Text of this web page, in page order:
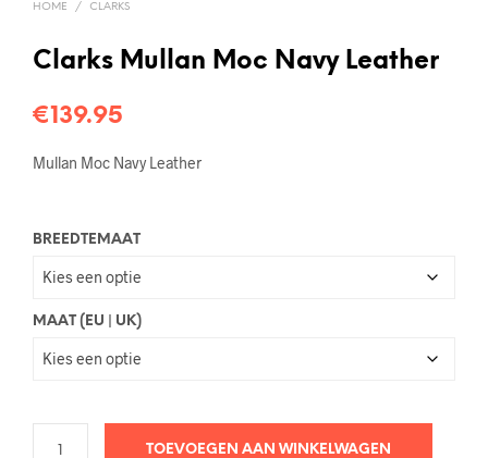
HOME / CLARKS
Clarks Mullan Moc Navy Leather
€139.95
Mullan Moc Navy Leather
BREEDTEMAAT
MAAT (EU | UK)
TOEVOEGEN AAN WINKELWAGEN